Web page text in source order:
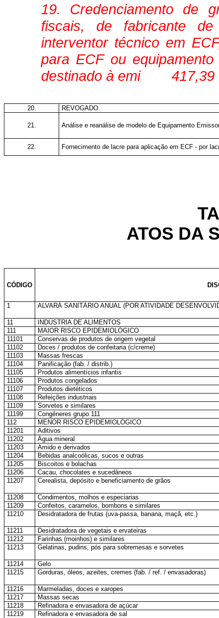
19.
Credenciamento de
fiscais, de fabricante
interventor técnico em
para ECF ou
destinado à emi
417,39
20. REVOGADO
21. Análise e reanálise de modelo de Equipamento
22. Fornecimento de lacre para aplicação em ECF - por
ATOS DA
CÓDIGO
1 ALVARÁ SANITÁRIO ANUAL (POR ATIVIDADE
11
INDÚSTRIA DE ALIMENTOS
111
MAIOR RISCO EPIDEMIOLÓGICO
11101
Conservas de produtos de origem vegetal
11102
Doces / produtos de confeitaria (c/creme)
11103
Massas frescas
11104
Panificação (fab. / distrib.)
11105
Produtos alimentícios infantis
11106
Produtos congelados
11107
Produtos dietéticos
11108
Refeições industriais
11109
Sorvetes e similares
11199
Congêneres grupo 111
112
MENOR RISCO EPIDEMIOLÓGICO
11201
Aditivos
11202
Água mineral
11203
Amido e derivados
11204
Bebidas analcoólicas, sucos e outras
11205
Biscoitos e bolachas
11206
Cacau, chocolates e sucedâneos
11207
Cerealista, depósito e beneficiamento de grãos
11208
Condimentos, molhos e especiarias
11209
Confeitos, caramelos, bombons e similares
11210
Desidratadora de frutas (uva-passa, banana, maçã, etc.)
11211
Desidratadora de vegetais e ervateiras
11212
Farinhas (moinhos) e similares
11213
Gelatinas, pudins, pós para sobremesas e sorvetes
11214
Gelo
11215
Gorduras, óleos, azeites, cremes (fab. / ref. / envasadoras)
11216
Marmeladas, doces e xaropes
11217
Massas secas
11218
Refinadora e envasadora de açúcar
11219
Refinadora e envasadora de sal